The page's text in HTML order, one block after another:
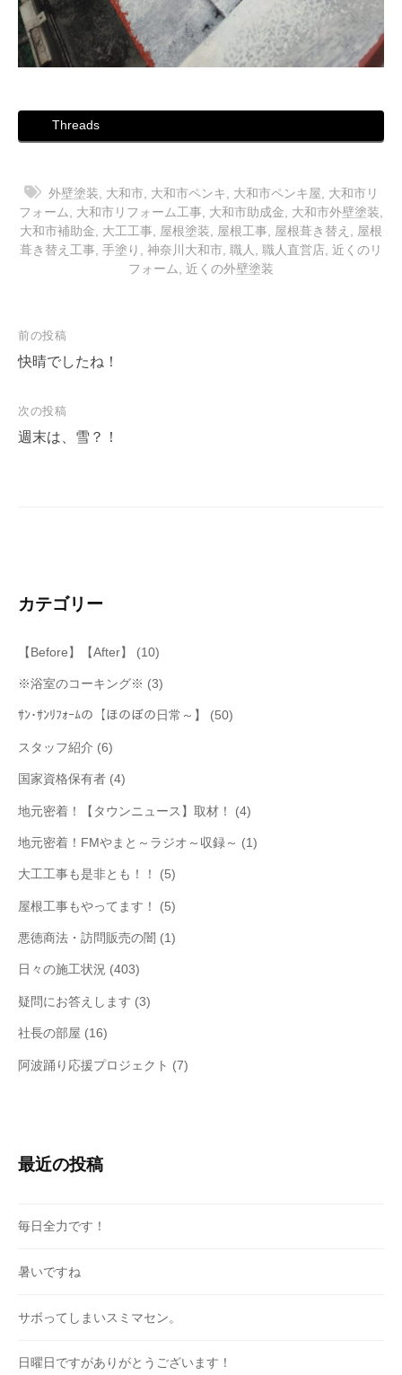
Threads
外壁塗装 大和市 大和市ペンキ 大和市ペンキ屋
大和市リ
フォーム
大和市リフォーム工事 大和市助成金 大和市外壁塗装
大和市補助金
大工工事 屋根塗装 屋根工事 屋根葺き替え
屋根
葺き替え工事 手塗り 神奈川大和市 職人 職人直営店 近くのリ
フォーム
近くの外壁塗装
投
稿
ビ
ゲ
前の投稿
快晴でしたね！
次の投稿
週末は、雪？！
カテゴリー
【Before】【After】 (10)
※浴室のコーキング※ (3)
ｻﾝ･ｻﾝﾘﾌｫｰﾑの【ほのぼの日常～】 (50)
スタッフ紹介 (6)
国家資格保有者 (4)
地元密着！【タウンニュース】取材！ (4)
地元密着！FMやまと～ラジオ～収録～ (1)
大工工事も是非とも！！ (5)
屋根工事もやってます！ (5)
悪徳商法・訪問販売の闇 (1)
日々の施工状況 (403)
疑問にお答えします (3)
社長の部屋 (16)
阿波踊り応援プロジェクト (7)
最近の投稿
毎日全力です！
暑いですね
サボってしまいスミマセン。
日曜日ですがありがとうございます！